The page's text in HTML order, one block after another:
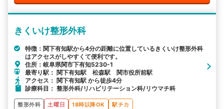
きくいけ整形外科
特徴：関下有知駅から4分の距離に位置しているきくいけ整形外科
はアクセスがしやすくて便利です。
住所：岐阜県関市下有知5230-1
最寄り駅： 関下有知駅 松森駅 関市役所前駅
アクセス： 関下有知駅 から徒歩4分
診療科目： 整形外科/リハビリテーション科/リウマチ科
整形外科 土曜日 18時以降OK 駅チカ